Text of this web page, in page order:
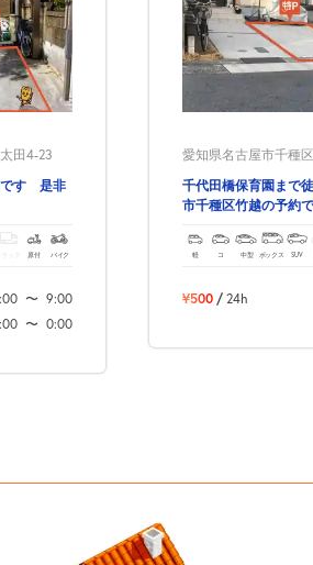
田4-23
です 是非
トラック 原付 バイク
〜 9:00
〜 0:00
愛知県名古屋市千種
千代田橋保育園まで
市千種区竹越の予約
軽 コ 中型 ボックス SUV
¥500 / 24h